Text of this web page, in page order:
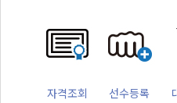
자격조회 선수등록